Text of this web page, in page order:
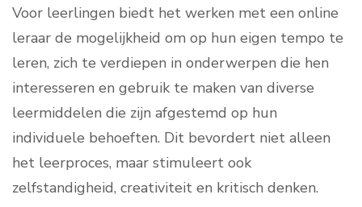
Voor leerlingen biedt het werken met een online
leraar de mogelijkheid om op hun eigen tempo te
leren, zich te verdiepen in onderwerpen die hen
interesseren en gebruik te maken van diverse
leermiddelen die zijn afgestemd op hun
individuele behoeften. Dit bevordert niet alleen
het leerproces, maar stimuleert ook
zelfstandigheid, creativiteit en kritisch denken.